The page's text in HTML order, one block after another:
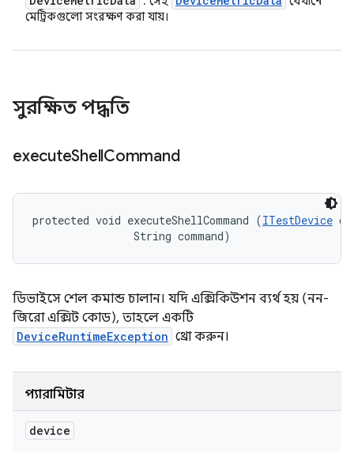
মেট্রিকগুলো সংরক্ষণ করা যায়।
সুরক্ষিত পদ্ধতি
executeShellCommand
protected void executeShellCommand (ITestDevice
                String command)
ডিভাইসে শেল কমান্ড চালান। যদি এক্সিকিউশন ব্যর্থ হয় (নন-
জিরো এক্সিট কোড), তাহলে একটি
DeviceRuntimeException থ্রো করুন।
প্যারামিটার
device